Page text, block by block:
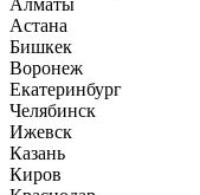
Алматы
Астана
Бишкек
Воронеж
Екатеринбург
Челябинск
Ижевск
Казань
Киров